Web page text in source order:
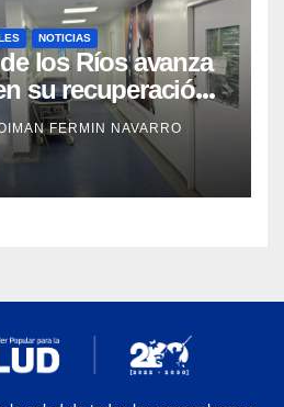
NOTICIAS
los Ríos avanza
su recuperación
eventos
FERMIN NAVARRO